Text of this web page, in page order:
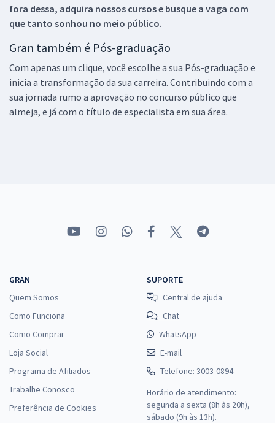
fora dessa, adquira nossos cursos e busque a vaga com
que tanto sonhou no meio público.
Gran também é Pós-graduação
Com apenas um clique, você escolhe a sua Pós-graduação e
inicia a transformação da sua carreira. Contribuindo com a
sua jornada rumo a aprovação no concurso público que
almeja, e já com o título de especialista em sua área.
GRAN
Quem Somos
Como Funciona
Como Comprar
Loja Social
Programa de Afiliados
Trabalhe Conosco
Preferência de Cookies
SUPORTE
Central de ajuda
Chat
WhatsApp
E-mail
Telefone: 3003-0894
Horário de atendimento:
segunda a sexta (8h às 20h),
sábado (9h às 13h).